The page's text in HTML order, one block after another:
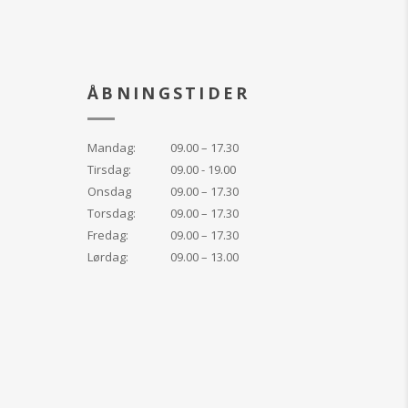
ÅBNINGSTIDER
Mandag:
09.00 – 17.30
Tirsdag:
09.00 - 19.00
Onsdag
09.00 – 17.30
Torsdag:
09.00 – 17.30
Fredag:
09.00 – 17.30
Lørdag:
09.00 – 13.00